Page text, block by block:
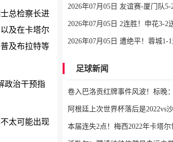
总检察长进
及在卡塔尔
及布拉特等
政治干预指
太可能出现
足球新闻